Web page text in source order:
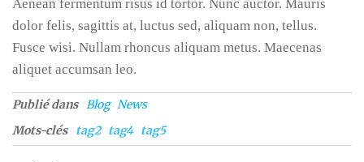
Aenean fermentum risus id tortor. Nunc auctor. Mauris
dolor felis, sagittis at, luctus sed, aliquam non, tellus.
Fusce wisi. Nullam rhoncus aliquam metus. Maecenas
aliquet accumsan leo.
Publié dans Blog News
Mots-clés
tag2 tag4 tag5